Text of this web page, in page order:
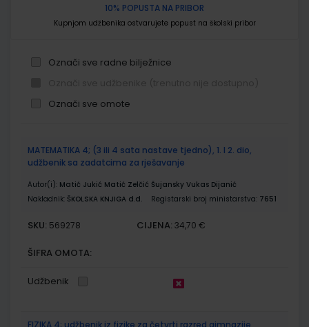
10% POPUSTA NA PRIBOR
Kupnjom udžbenika ostvarujete popust na školski pribor
Označi sve radne bilježnice
Označi sve omote
proizvodi
MATEMATIKA 4; (3 ili 4 sata nastave tjedno), 1. I 2. dio,
udžbenik sa zadatcima za rješavanje
Autor(i): Matić Jukić Matić Zelčić Šujansky Vukas Dijanić
Nakladnik: ŠKOLSKA KNJIGA d.d. Registarski broj ministarstva: 7651
SKU: 569278 CIJENA: 34,70 €
ŠIFRA OMOTA:
Udžbenik
FIZIKA 4; udžbenik iz fizike za četvrti razred gimnazije